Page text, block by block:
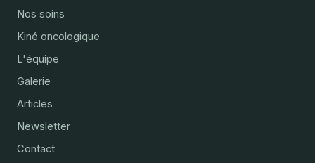
Nos soins
Kiné oncologique
L'équipe
Galerie
Articles
Newsletter
Contact